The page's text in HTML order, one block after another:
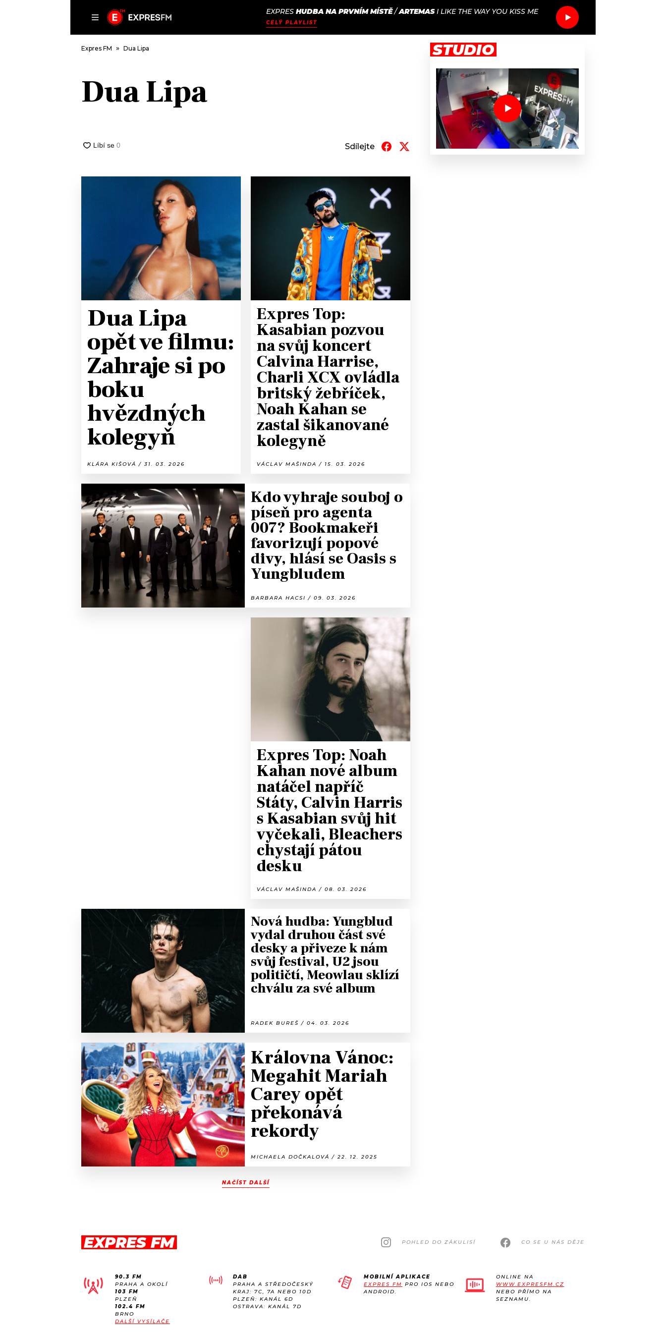
JAK
NALADIT
EXPRES HUDBA NA PRVNÍM MÍSTĚ/ARTEMAS I LIKE THE WAY YOU KISS ME
CELÝ PLAYLIST
DOMŮ
HUDBA
MIX
OSTATNÍ
JAK NALADIT
APLIKACE
PROGRAM
PLAYLIST
JAK NALADIT
SOUTĚŽE
Expres FM Dua Lipa
Dua Lipa
Sdílejte
Dua Lipa
opět ve filmu:
Zahraje si po
boku
hvězdných
kolegyň
KLÁRA KIŠOVÁ / 31. 03. 2026
Expres Top:
Kasabian pozvou
na svůj koncert
Calvina Harrise,
Charli XCX ovládla
britský žebříček,
Noah Kahan se
zastal šikanované
kolegyně
VÁCLAV MAŠINDA / 15. 03. 2026
Kdo vyhraje souboj o
píseň pro agenta
007? Bookmakeři
favorizují popové
divy, hlásí se Oasis s
Yungbludem
BARBARA HACSI / 09. 03. 2026
Expres Top: Noah
Kahan nové album
natáčel napříč
Státy, Calvin Harris
s Kasabian svůj hit
vyčekali, Bleachers
chystají pátou
desku
VÁCLAV MAŠINDA / 08. 03. 2026
Nová hudba: Yungblud
vydal druhou část své
desky a přiveze k nám
svůj festival, U2 jsou
političtí, Meowlau sklízí
chválu za své album
RADEK BUREŠ / 04. 03. 2026
Královna Vánoc:
Megahit Mariah
Carey opět
překonává
rekordy
MICHAELA DOČKALOVÁ / 22. 12. 2025
NAČÍST DALŠÍ
STUDIO
EXPRES FM POHLED DO ZÁKULISÍ CO SE U NÁS DĚJE
90.3 FM
PRAHA A OKOLÍ
103 FM
PLZEŇ
102.4 FM
BRNO
DALŠÍ VYSÍLAČE
DAB
PRAHA A STŘEDOČESKÝ
KRAJ: 7C, 7A NEBO 10D
PLZEŇ: KANÁL 6D
OSTRAVA: KANÁL 7D
MOBILNÍ APLIKACE
EXPRES FM PRO IOS NEBO
ANDROID.
ONLINE NA
WWW.EXPRESFM.CZ
NEBO PŘÍMO NA
SEZNAMU.